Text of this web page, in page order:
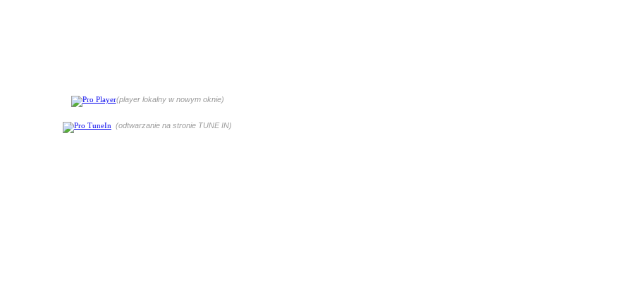
(player lokalny w nowym oknie)
(odtwarzanie na stronie TUNE IN)